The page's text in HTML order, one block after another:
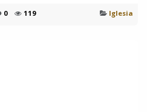
0 119 Iglesia